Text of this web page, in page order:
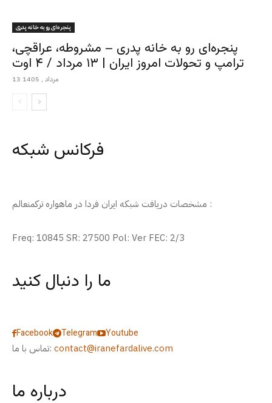
پنجره‌ای رو به خانه پدری
پنجره‌ای رو به خانه پدری – مشروطه، عراقچی،
ترامپ و تحولات امروز ایران | ۱۳ مرداد / ۴ اوت
13 مرداد , 1405
فرکانس شبکه
مشخصات دریافت شبکه ایران فردا در ماهواره ترکمنعالم :
Freq: 10845 SR: 27500 Pol: Ver FEC: 2/3
ما را دنبال کنید
Facebook Telegram
Youtube
تماس با ما: contact@iranefardalive.com
درباره ما